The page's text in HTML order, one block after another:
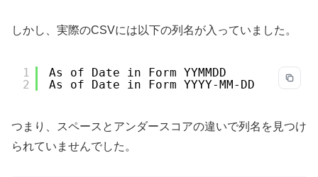
しかし、実際のCSVには以下の列名が入っていました。
1
2
As of Date in Form YYMMDD
As of Date in Form YYYY-MM-DD
つまり、スペースとアンダースコアの違いで列名を見つけ
られていませんでした。